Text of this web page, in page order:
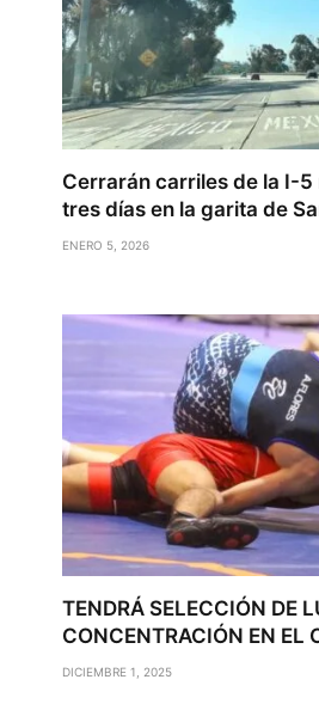
Cerrarán carriles de la I-
tres días en la garita de
ENERO 5, 2026
TENDRÁ SELECCIÓN DE
CONCENTRACIÓN EN EL
DICIEMBRE 1, 2025